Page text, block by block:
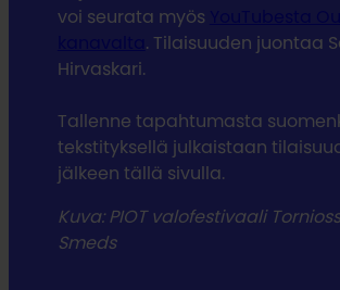
voi seurata myös
. Tilaisuuden juontaa
Hirvaskari.
Tallenne tapahtumasta
tekstityksellä julkaistaan
jälkeen tällä sivulla.
Kuva: PIOT valofestivaali
Smeds